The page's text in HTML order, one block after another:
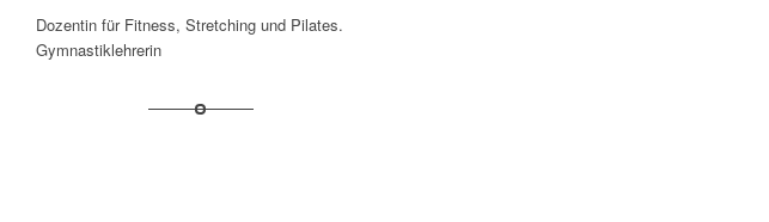
Dozentin für Fitness, Stretching und Pilates.
Gymnastiklehrerin